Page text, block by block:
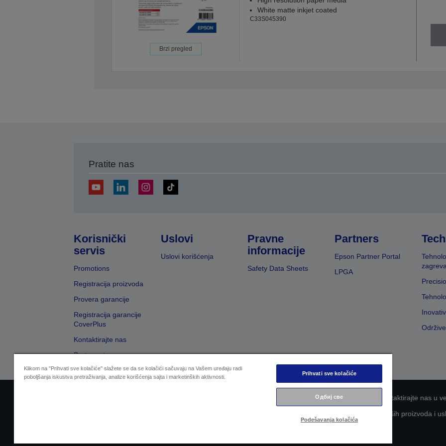
Brzi pregled
White matte inkjet coated
C33S045390
Pratite nas
Korisnički
servis
Promotions
Registracija proizvoda
Provera garancije
Registracija garancije
CoverPlus
Kontaktirajte nas
Pretraga trgovaca
Uslovi
Uslovi korišćenja
Pravne
informacije
Safety Data Sheets
Partners
Epson Partner Portal
LPGA
EU Data Act Compliance Kontaktirajte nas u
Zalaganje kompanije Epson za što veću pristupačnost naših proizvoda i
Klikom na "Prihvati sve kolačiće" slažete se da se kolačići sačuvaju na Vašem uređaju radi
poboljšanja iskustva pretraživanja, analize korišćenja sajta i marketinških aktivnosti.
Prihvati sve kolačiće
Одбиј све
Podešavanja kolačića